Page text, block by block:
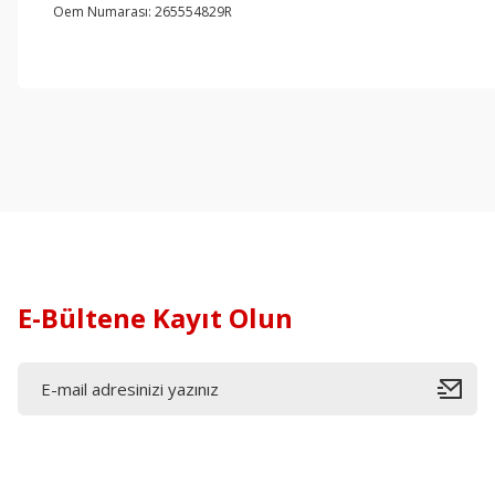
Oem Numarası: 265554829R
E-Bültene Kayıt Olun